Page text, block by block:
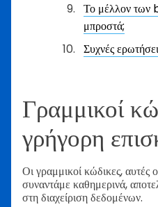
Το μέλλον των
μπροστά;
Συχνές
Γραμμικοί
γρήγορη
Οι γραμμικοί κώδικες, αυτές
συναντάμε καθημερινά,
στη διαχείριση δεδομένων.